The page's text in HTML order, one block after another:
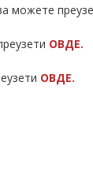
можете
ОВДЕ.
ОВДЕ.